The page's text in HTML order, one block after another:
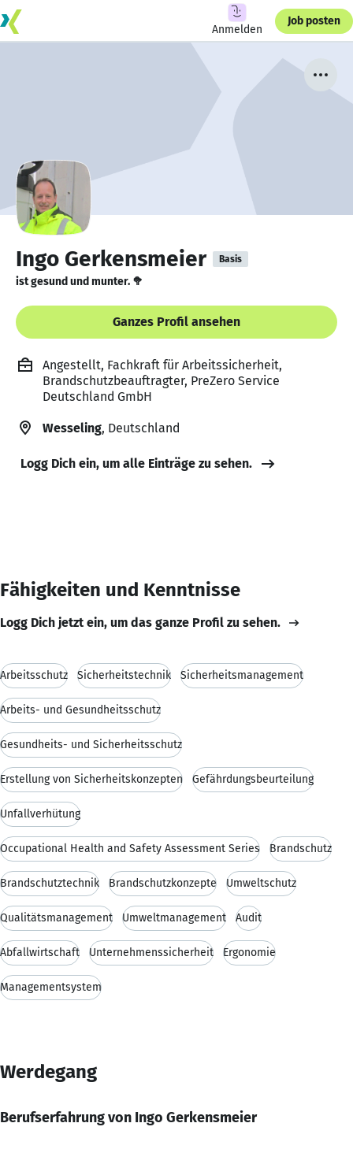
Anmelden
Job posten
Ingo Gerkensmeier Basis
ist gesund und munter. 🥦
Ganzes Profil ansehen
Angestellt, Fachkraft für Arbeitssicherheit,
Brandschutzbeauftragter, PreZero Service
Deutschland GmbH
Wesseling, Deutschland
Logg Dich ein, um alle Einträge zu sehen.
Fähigkeiten und Kenntnisse
Logg Dich jetzt ein, um das ganze Profil zu sehen.
Arbeitsschutz Sicherheitstechnik Sicherheitsmanagement
Arbeits- und Gesundheitsschutz
Gesundheits- und Sicherheitsschutz
Erstellung von Sicherheitskonzepten Gefährdungsbeurteilung
Unfallverhütung
Occupational Health and Safety Assessment Series Brandschutz
Brandschutztechnik Brandschutzkonzepte Umweltschutz
Qualitätsmanagement Umweltmanagement Audit
Abfallwirtschaft Unternehmenssicherheit Ergonomie
Managementsystem
Werdegang
Berufserfahrung von Ingo Gerkensmeier